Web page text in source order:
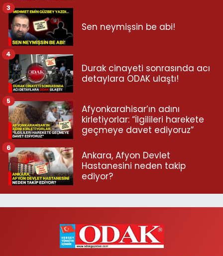
Sen neymişsin be abi!
3
Durak cinayeti sonrasında acı
detaylara ODAK ulaştı!
4
Afyonkarahisar’ın adını
kirletiyorlar: “İlgilileri harekete
geçmeye davet ediyoruz”
5
Ankara, Afyon Devlet
Hastanesini neden takip
ediyor?
6